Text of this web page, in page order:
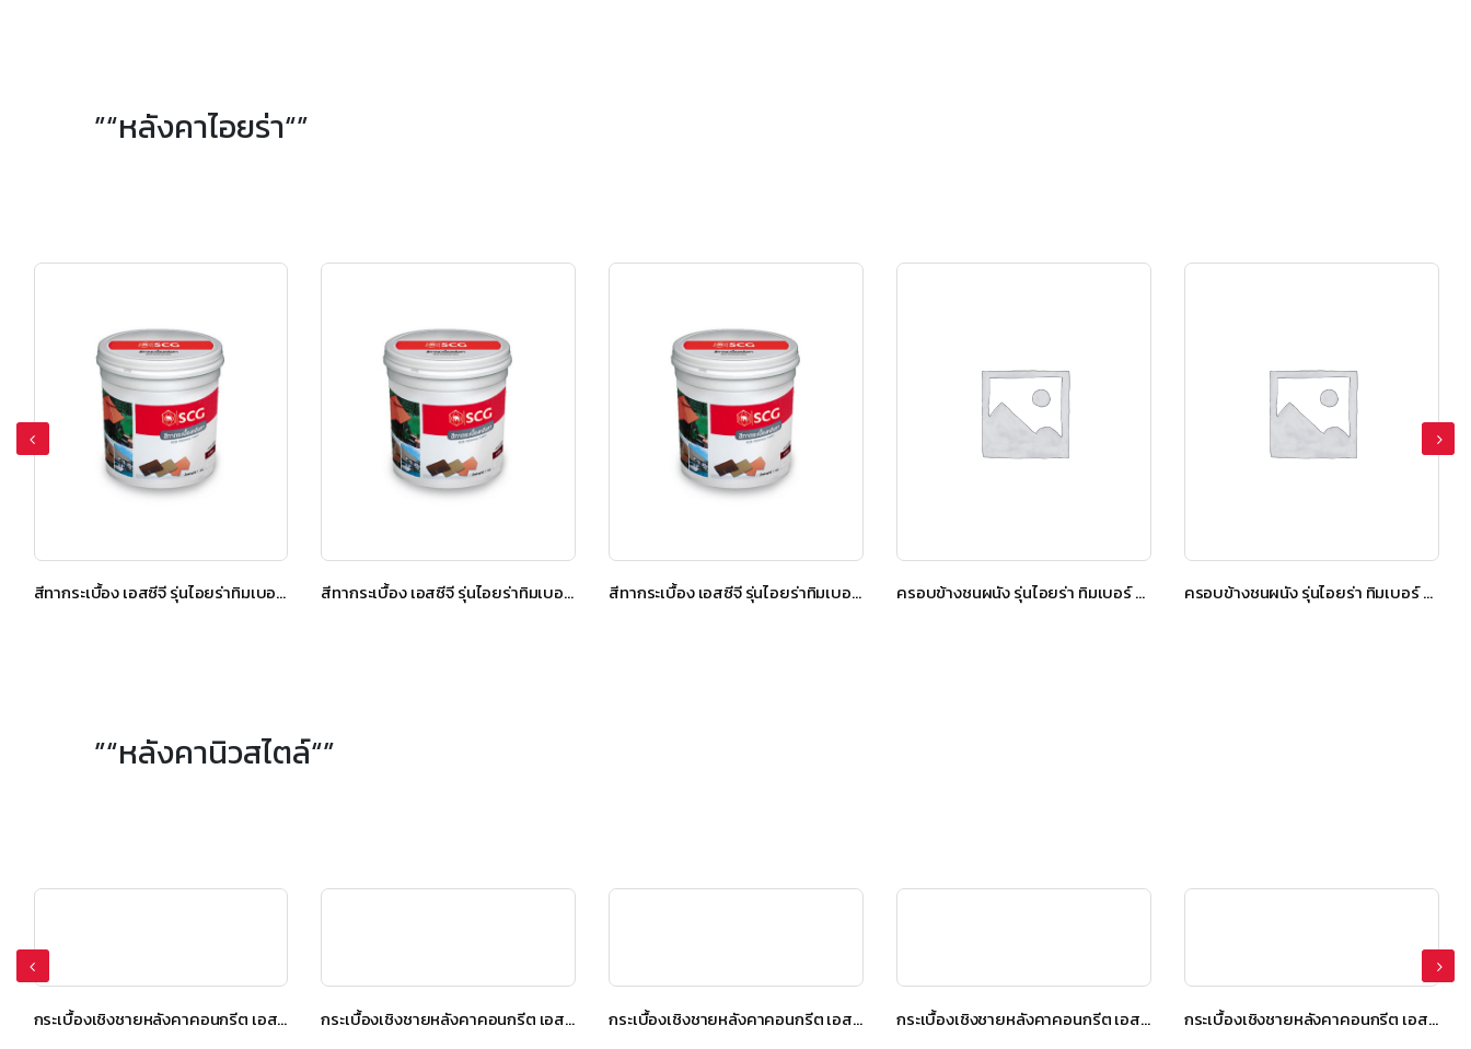
”“หลังคาไอยร่า“”
สีทากระเบื้อง เอสซีจี รุ่นไอยร่าทิมเบอร์ สีโกลเด้น ทีค สีทากระเบื้อง เอสซีจี รุ่นไอยร่าทิมเบอร์ สีเฮเซลบราวน์ สีทากระเบื้อง เอสซีจี รุ่นไอยร่าทิมเบอร์ สีวอลนัท บราวน์ ครอบข้างชนผนัง รุ่นไอยร่า ทิมเบอร์ สีโกลเด้น ทีค ครอบข้างชนผนัง รุ่นไอยร่า ทิมเบอร์ สีเฮเซล บราวน์
”“หลังคานิวสไตล์“”
กระเบื้องเชิงชายหลังคาคอนกรีต เอสซีจี รุ่น นิวสไตล์ Diamond Cut สีเกรย์ซเลท กระเบื้องเชิงชายหลังคาคอนกรีต เอสซีจี รุ่น นิวสไตล์ Diamond Cut สีเกรย์ซเลท กระเบื้องเชิงชายหลังคาคอนกรีต เอสซีจี รุ่น นิวสไตล์ Diamond Cut สีเกรย์ซเลท กระเบื้องเชิงชายหลังคาคอนกรีต เอสซีจี รุ่น นิวสไตล์ Diamond Cut สีดาร์คบราวน์ กระเบื้องเชิงชายหลังคาคอนกรีต เอสซีจี รุ่น นิวสไตล์ Diamond Cut สีดาร์คบราวน์